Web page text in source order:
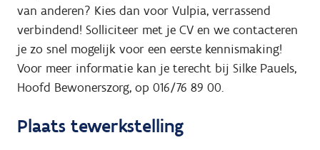
van anderen? Kies dan voor Vulpia, verrassend
verbindend! Solliciteer met je CV en we contacteren
je zo snel mogelijk voor een eerste kennismaking!
Voor meer informatie kan je terecht bij Silke Pauels,
Hoofd Bewonerszorg, op 016/76 89 00.
Plaats tewerkstelling